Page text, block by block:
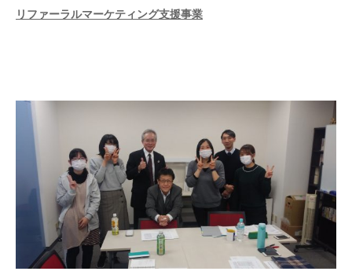
リファーラルマーケティング支援事業